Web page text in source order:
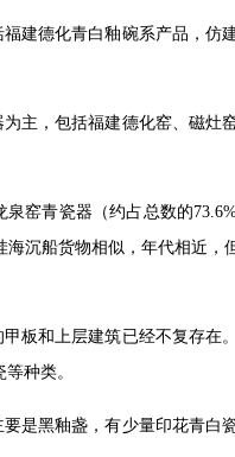
建德化青白釉碗系产品，仿
主，包括福建德化窑、磁灶
窑青瓷器（约占总数的
沉船货物相似，年代相近，
板和上层建筑已经不复存在
种类。
是黑釉盏，有少量印花青白